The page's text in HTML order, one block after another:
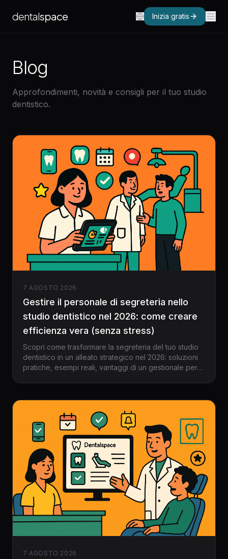
dentalspace Inizia gratis
Blog
Approfondimenti, novità e consigli per il tuo studio
dentistico.
7 AGOSTO 2026
Gestire il personale di segreteria nello
studio dentistico nel 2026: come creare
efficienza vera (senza stress)
Scopri come trasformare la segreteria del tuo studio
dentistico in un alleato strategico nel 2026: soluzioni
pratiche, esempi reali, vantaggi di un gestionale per
7 AGOSTO 2026